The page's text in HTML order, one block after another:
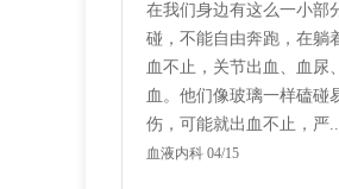
在我们身边有这么一小部
碰，不能自由奔跑，在躺
血不止，关节出血、血尿
血。他们像玻璃一样磕碰
伤，可能就出血不止，严
血液内科 04/15